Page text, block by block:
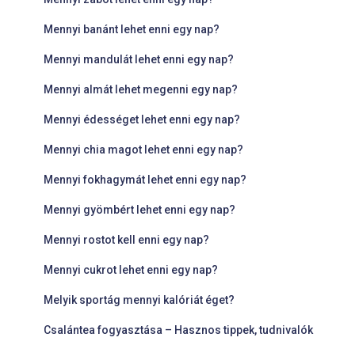
Mennyi banánt lehet enni egy nap?
Mennyi mandulát lehet enni egy nap?
Mennyi almát lehet megenni egy nap?
Mennyi édességet lehet enni egy nap?
Mennyi chia magot lehet enni egy nap?
Mennyi fokhagymát lehet enni egy nap?
Mennyi gyömbért lehet enni egy nap?
Mennyi rostot kell enni egy nap?
Mennyi cukrot lehet enni egy nap?
Melyik sportág mennyi kalóriát éget?
Csalántea fogyasztása – Hasznos tippek, tudnivalók